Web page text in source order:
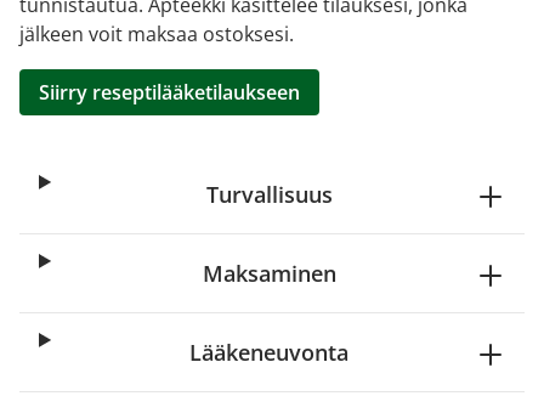
jälkeen voit maksaa ostoksesi.
Siirry reseptilääketilaukseen
Turvallisuus
Maksaminen
Lääkeneuvonta